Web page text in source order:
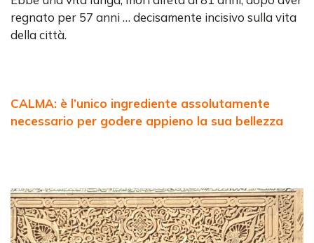
regnato per 57 anni … decisamente incisivo sulla vita
della città.
CALMA: è l’unico ingrediente assolutamente
necessario per godere appieno la sua bellezza